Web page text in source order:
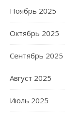
Ноябрь 2025
Октябрь 2025
Сентябрь 2025
Август 2025
Июль 2025